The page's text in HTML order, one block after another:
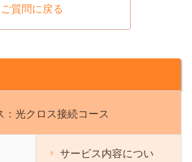
質問に戻る
：光クロス接続コース
サービス内容につい